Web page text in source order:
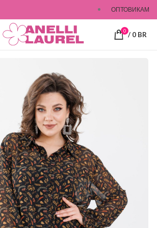
ОПТОВИКАМ
0 / 0 BR